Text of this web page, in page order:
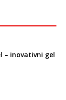
– inovativni gel